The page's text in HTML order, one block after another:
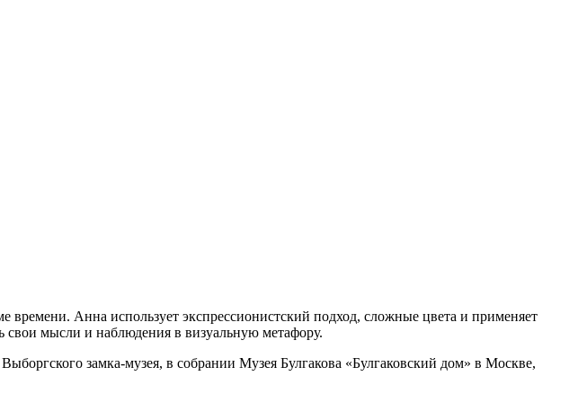
Анна использует экспрессионистский подход, сложные цвета и применяет
свои мысли и наблюдения в визуальную метафору.
замка-музея, в собрании Музея Булгакова «Булгаковский дом» в Москве,